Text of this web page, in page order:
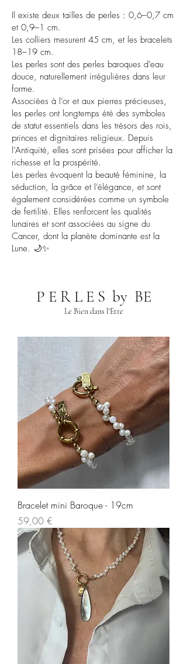
Il existe deux tailles de perles : 0,6–0,7 cm
et 0,9–1 cm.
Les colliers mesurent 45 cm, et les bracelets
18–19 cm.
Les perles sont des perles baroques d’eau
douce, naturellement irrégulières dans leur
forme.
Associées à l’or et aux pierres précieuses,
les perles ont longtemps été des symboles
de statut essentiels dans les trésors des rois,
princes et dignitaires religieux. Depuis
l’Antiquité, elles sont prisées pour afficher la
richesse et la prospérité.
Les perles évoquent la beauté féminine, la
séduction, la grâce et l’élégance, et sont
également considérées comme un symbole
de fertilité. Elles renforcent les qualités
lunaires et sont associées au signe du
Cancer, dont la planète dominante est la
Lune. 🌙✨
P E R L E S by BE
Le Bien dans l'Etre
Bracelet mini Baroque - 19cm
Prix
59,00 €